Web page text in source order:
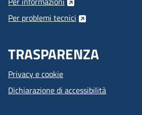
Per problemi tecnici
TRASPARENZA
Privacy e cookie
Dichiarazione di accessibilità